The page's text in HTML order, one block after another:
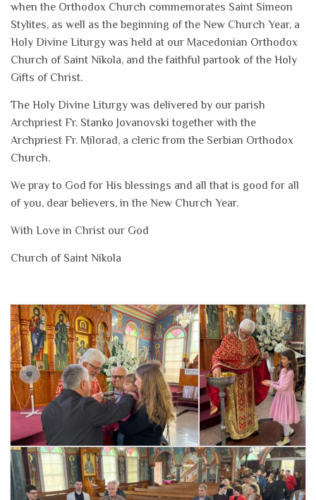
when the Orthodox Church commemorates Saint Simeon
Stylites, as well as the beginning of the New Church Year, a
Holy Divine Liturgy was held at our Macedonian Orthodox
Church of Saint Nikola, and the faithful partook of the Holy
Gifts of Christ.
The Holy Divine Liturgy was delivered by our parish
Archpriest Fr. Stanko Jovanovski together with the
Archpriest Fr. Milorad, a cleric from the Serbian Orthodox
Church.
We pray to God for His blessings and all that is good for all
of you, dear believers, in the New Church Year.
With Love in Christ our God
Church of Saint Nikola